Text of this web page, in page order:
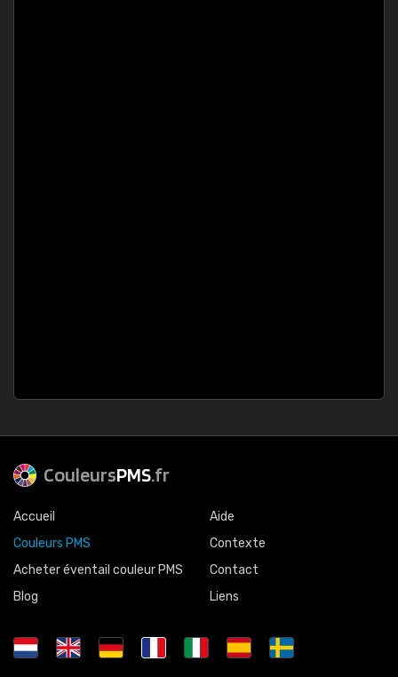
CouleursPMS.fr
Accueil
Couleurs PMS
Acheter éventail couleur PMS
Blog
Aide
Contexte
Contact
Liens